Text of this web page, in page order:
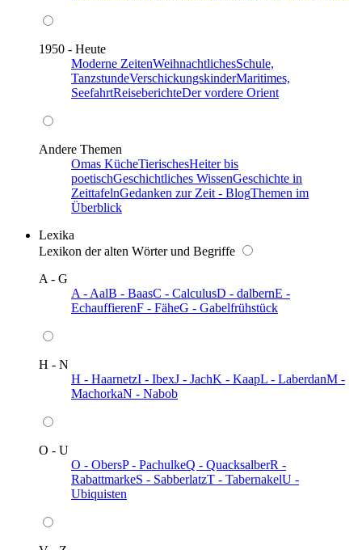
1950 - Heute
Moderne ZeitenWeihnachtlichesSchule,
TanzstundeVerschickungskinderMaritimes,
SeefahrtReiseberichteDer vordere Orient
Andere Themen
Omas KücheTierischesHeiter bis
poetischGeschichtliches WissenGeschichte in
ZeittafelnGedanken zur Zeit - BlogThemen im
Überblick
Lexika
Lexikon der alten Wörter und Begriffe
A - G
A - AalB - BaasC - CalculusD - dalbernE -
EchauffierenF - FäheG - Gabelfrühstück
H - N
H - HaarnetzI - IbexJ - JachK - KaapL - LaberdanM -
MachorkaN - Nabob
O - U
O - ObersP - PachulkeQ - QuacksalberR -
RabattmarkeS - SabberlatzT - TabernakelU -
Ubiquisten